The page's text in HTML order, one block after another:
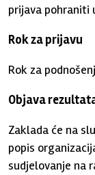
prijava pohraniti
Rok za prijavu
Rok za
Objava
Zaklada će na
popis
sudjelovanje na